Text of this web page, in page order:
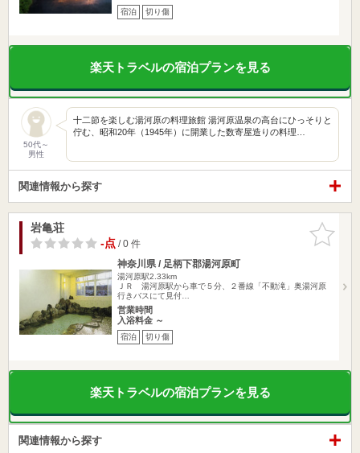
宿泊 切り傷
楽天トラベルの宿泊プランを見る
50代～
男性
十二節を楽しむ湯河原の料理旅館 湯河原温泉の高台にひっそりと
佇む、昭和20年（1945年）に開業した数寄屋造りの料理…
関連情報から探す
お気に入
りに追加
岩亀荘
-点/ 0 件
神奈川県 / 足柄下郡湯河原町
湯河原駅2.33km
ＪＲ 湯河原駅から車で５分、２番線「不動滝」奥湯河原
行きバスにて見付…
営業時間
入浴料金 ～
宿泊 切り傷
楽天トラベルの宿泊プランを見る
関連情報から探す